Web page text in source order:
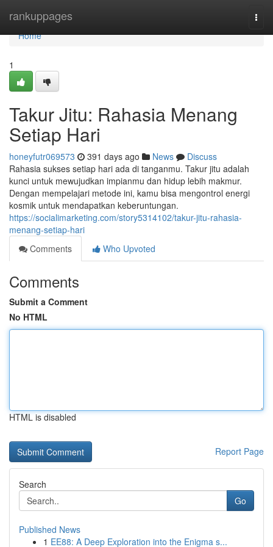
rankuppages
Home
Home
1
Takur Jitu: Rahasia Menang
Setiap Hari
honeyfutr069573 391 days ago News
Discuss
Rahasia sukses setiap hari ada di tanganmu. Takur jitu adalah
kunci untuk mewujudkan impianmu dan hidup lebih makmur.
Dengan mempelajari metode ini, kamu bisa mengontrol energi
kosmik untuk mendapatkan keberuntungan.
https://socialimarketing.com/story5314102/takur-jitu-rahasia-
menang-setiap-hari
Comments
Who Upvoted
Comments
Submit a Comment
No HTML
HTML is disabled
Report Page
Search
Go
Published News
1 EE88: A Deep Exploration into the Enigma s...